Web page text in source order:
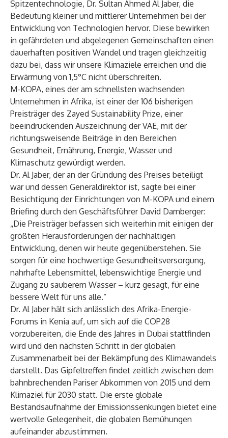
Spitzentechnologie, Dr. Sultan Ahmed Al Jaber, die
Bedeutung kleiner und mittlerer Unternehmen bei der
Entwicklung von Technologien hervor. Diese bewirken
in gefährdeten und abgelegenen Gemeinschaften einen
dauerhaften positiven Wandel und tragen gleichzeitig
dazu bei, dass wir unsere Klimaziele erreichen und die
Erwärmung von 1,5°C nicht überschreiten.
M-KOPA, eines der am schnellsten wachsenden
Unternehmen in Afrika, ist einer der 106 bisherigen
Preisträger des Zayed Sustainability Prize, einer
beeindruckenden Auszeichnung der VAE, mit der
richtungsweisende Beiträge in den Bereichen
Gesundheit, Ernährung, Energie, Wasser und
Klimaschutz gewürdigt werden.
Dr. Al Jaber, der an der Gründung des Preises beteiligt
war und dessen Generaldirektor ist, sagte bei einer
Besichtigung der Einrichtungen von M-KOPA und einem
Briefing durch den Geschäftsführer David Damberger:
„Die Preisträger befassen sich weiterhin mit einigen der
größten Herausforderungen der nachhaltigen
Entwicklung, denen wir heute gegenüberstehen. Sie
sorgen für eine hochwertige Gesundheitsversorgung,
nahrhafte Lebensmittel, lebenswichtige Energie und
Zugang zu sauberem Wasser – kurz gesagt, für eine
bessere Welt für uns alle.“
Dr. Al Jaber hält sich anlässlich des Afrika-Energie-
Forums in Kenia auf, um sich auf die COP28
vorzubereiten, die Ende des Jahres in Dubai stattfinden
wird und den nächsten Schritt in der globalen
Zusammenarbeit bei der Bekämpfung des Klimawandels
darstellt. Das Gipfeltreffen findet zeitlich zwischen dem
bahnbrechenden Pariser Abkommen von 2015 und dem
Klimaziel für 2030 statt. Die erste globale
Bestandsaufnahme der Emissionssenkungen bietet eine
wertvolle Gelegenheit, die globalen Bemühungen
aufeinander abzustimmen.